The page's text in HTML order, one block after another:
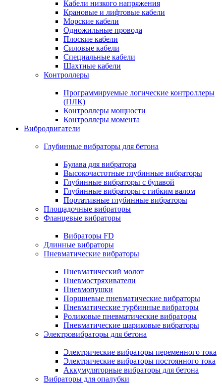
Кабели низкого напряжения
Крановые и лифтовые кабели
Морские кабели
Одножильные провода
Плоские кабели
Силовые кабели
Специальные кабели
Шахтные кабели
Контроллеры
Программируемые логические контроллеры
(ПЛК)
Контроллеры мощности
Контроллеры момента
Вибродвигатели
Глубинные вибраторы для бетона
Булава для вибратора
Высокочастотные глубинные вибраторы
Глубинные вибраторы с булавой
Глубинные вибраторы с гибким валом
Портативные глубинные вибраторы
Площадочные вибраторы
Фланцевые вибраторы
Вибраторы FD
Длинные вибраторы
Пневматические вибраторы
Пневматический молот
Пневмостряхиватели
Пневмопушки
Поршневые пневматические вибраторы
Пневматические турбинные вибраторы
Роликовые пневматические вибраторы
Пневматические шариковые вибраторы
Электровибраторы для бетона
Электрические вибраторы переменного тока
Электрические вибраторы постоянного тока
Аккумуляторные вибраторы для бетона
Вибраторы для опалубки